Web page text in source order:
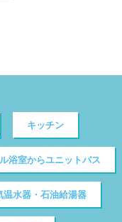
キッチン
浴室からユニットバス
温水器・石油給湯器